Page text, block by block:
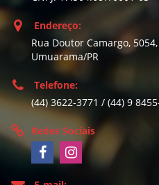
Endereço:
Rua Doutor Camargo,
Umuarama/PR
Telefone:
(44) 3622-3771 / (44) 9
Redes Sociais